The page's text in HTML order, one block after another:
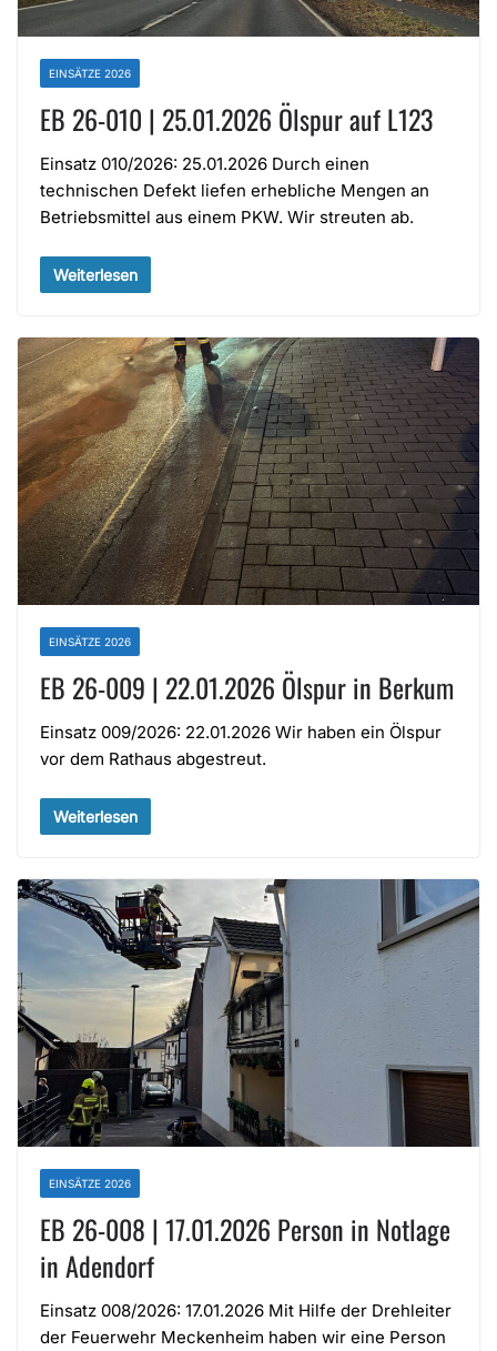
EINSÄTZE 2026
EB 26-010 | 25.01.2026 Ölspur auf L123
Einsatz 010/2026: 25.01.2026 Durch einen
technischen Defekt liefen erhebliche Mengen an
Betriebsmittel aus einem PKW. Wir streuten ab.
Weiterlesen
EINSÄTZE 2026
EB 26-009 | 22.01.2026 Ölspur in Berkum
Einsatz 009/2026: 22.01.2026 Wir haben ein Ölspur
vor dem Rathaus abgestreut.
Weiterlesen
EINSÄTZE 2026
EB 26-008 | 17.01.2026 Person in Notlage
in Adendorf
Einsatz 008/2026: 17.01.2026 Mit Hilfe der Drehleiter
der Feuerwehr Meckenheim haben wir eine Person